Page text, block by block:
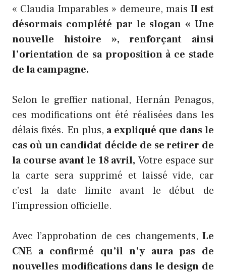
« Claudia Imparables » demeure, mais Il est
désormais complété par le slogan « Une
nouvelle histoire », renforçant ainsi
l’orientation de sa proposition à ce stade
de la campagne.
Selon le greffier national, Hernán Penagos,
ces modifications ont été réalisées dans les
délais fixés. En plus, a expliqué que dans le
cas où un candidat décide de se retirer de
la course avant le 18 avril, Votre espace sur
la carte sera supprimé et laissé vide, car
c’est la date limite avant le début de
l’impression officielle.
Avec l’approbation de ces changements, Le
CNE a confirmé qu’il n’y aura pas de
nouvelles modifications dans le design de